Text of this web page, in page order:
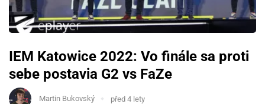
IEM Katowice 2022: Vo finále sa proti
sebe postavia G2 vs FaZe
Martin Bukovský před 4 lety